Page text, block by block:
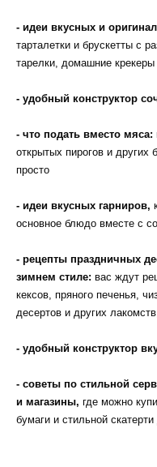
- идеи вкусных и
тарталетки и брускетты с
тарелки, домашние крекеры
- удобный конструктор
- что подать вместо мяса:
открытых пирогов и других
просто
- идеи вкусных гарниров,
основное блюдо вместе с
- рецепты праздничных
зимнем стиле: вас ждут
кексов, пряного печенья,
десертов и других
- удобный конструктор
- советы по стильной
и магазины, где можно
бумаги и стильной